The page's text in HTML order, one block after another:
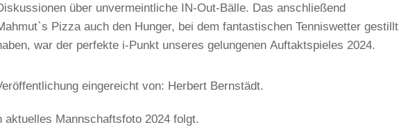
über unvermeintliche IN-Out-Bälle. Das anschließend
Pizza auch den Hunger, bei dem fantastischen Tenniswetter gestillt
war der perfekte i-Punkt unseres gelungenen Auftaktspieles 2024.
eingereicht von: Herbert Bernstädt.
Mannschaftsfoto 2024 folgt.